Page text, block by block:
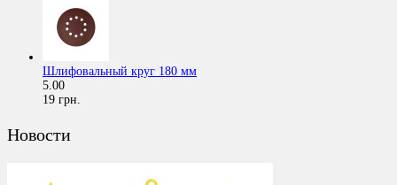
Шлифовальный круг 180 мм
5.00
19 грн.
Новости